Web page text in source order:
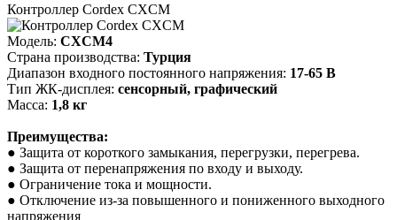
Контроллер Cordex CXCM
Модель: CXCМ4
Страна производства: Турция
Диапазон входного постоянного напряжения: 17-65 В
Тип ЖК-дисплея: сенсорный, графический
Масса: 1,8 кг
Преимущества:
● Защита от короткого замыкания, перегрузки, перегрева.
● Защита от перенапряжения по входу и выходу.
● Ограничение тока и мощности.
● Отключение из-за повышенного и пониженного выходного
напряжения